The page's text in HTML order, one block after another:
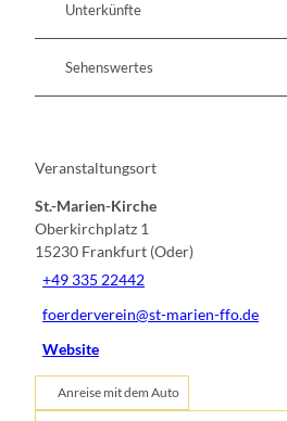
Unterkünfte
Sehenswertes
Veranstaltungsort
St.-Marien-Kirche
Oberkirchplatz 1
15230 Frankfurt (Oder)
+49 335 22442
foerderverein@st-marien-ffo.de
Website
Anreise mit dem Auto